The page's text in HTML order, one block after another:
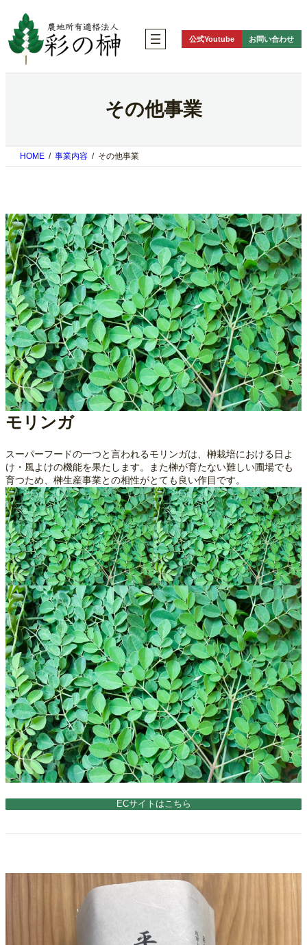
を
ス
ッ
公式Youtube お問い合わせ
その他事業
HOME 事業内容 その他事業
モリンガ
スーパーフードの一つと言われるモリンガは、榊栽培における日よ
け・風よけの機能を果たします。また榊が育たない難しい圃場でも
育つため、榊生産事業との相性がとても良い作目です。
ECサイトはこちら